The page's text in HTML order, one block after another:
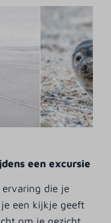
een excursie
ervaring die je
een kijkje geeft